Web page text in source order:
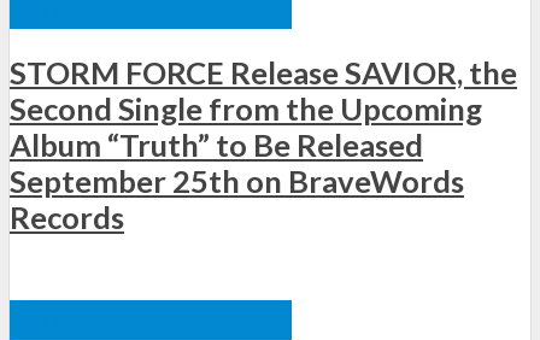
STORM FORCE Release SAVIOR, the
Second Single from the Upcoming
Album “Truth” to Be Released
September 25th on BraveWords
Records